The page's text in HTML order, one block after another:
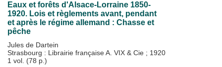
Eaux et forêts d'Alsace-Lorraine 1850-
1920. Lois et règlements avant, pendant
et après le régime allemand : Chasse et
pêche
Jules de Dartein
Strasbourg : Librairie française A. VIX & Cie ; 1920
1 vol. (78 p.)